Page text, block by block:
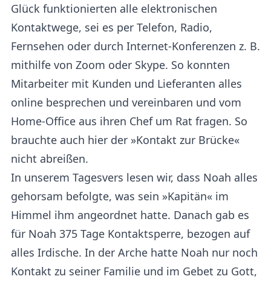
Glück funktionierten alle elektronischen
Kontaktwege, sei es per Telefon, Radio,
Fernsehen oder durch Internet-Konferenzen z. B.
mithilfe von Zoom oder Skype. So konnten
Mitarbeiter mit Kunden und Lieferanten alles
online besprechen und vereinbaren und vom
Home-Office aus ihren Chef um Rat fragen. So
brauchte auch hier der »Kontakt zur Brücke«
nicht abreißen.
In unserem Tagesvers lesen wir, dass Noah alles
gehorsam befolgte, was sein »Kapitän« im
Himmel ihm angeordnet hatte. Danach gab es
für Noah 375 Tage Kontaktsperre, bezogen auf
alles Irdische. In der Arche hatte Noah nur noch
Kontakt zu seiner Familie und im Gebet zu Gott,